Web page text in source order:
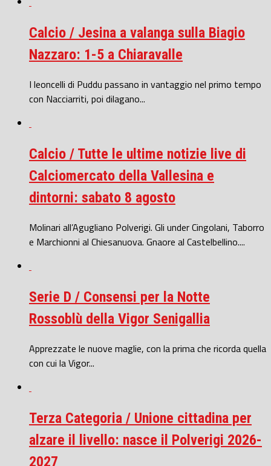
Calcio / Jesina a valanga sulla Biagio
Nazzaro: 1-5 a Chiaravalle
I leoncelli di Puddu passano in vantaggio nel primo tempo
con Nacciarriti, poi dilagano...
Calcio / Tutte le ultime notizie live di
Calciomercato della Vallesina e
dintorni: sabato 8 agosto
Molinari all’Agugliano Polverigi. Gli under Cingolani, Taborro
e Marchionni al Chiesanuova. Gnaore al Castelbellino....
Serie D / Consensi per la Notte
Rossoblù della Vigor Senigallia
Apprezzate le nuove maglie, con la prima che ricorda quella
con cui la Vigor...
Terza Categoria / Unione cittadina per
alzare il livello: nasce il Polverigi 2026-
2027